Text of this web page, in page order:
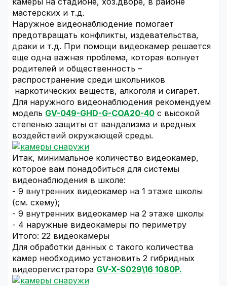
мастерских и т.д.
Наружное видеонаблюдение помогает
предотвращать конфликты, издевательства,
драки и т.д. При помощи видеокамер решается
еще одна важная проблема, которая волнует
родителей и общественность –
распространение среди школьников
наркотических веществ, алкоголя и сигарет.
Для наружного видеонаблюдения рекомендуем
модель GV-049-GHD-G-COA20-40 с высокой
степенью защиты от вандализма и вредных
воздействий окружающей среды.
Итак, минимальное количество видеокамер,
которое вам понадобиться для системы
видеонаблюдения в школе:
- 9 внутренних видеокамер на 1 этаже школы
(см. схему);
- 9 внутренних видеокамер на 2 этаже школы
- 4 наружные видеокамеры по периметру
Итого: 22 видеокамеры
Для обработки данных с такого количества
камер необходимо установить 2 гибридных
видеорегистратора GV-X-S029\16 1080P.